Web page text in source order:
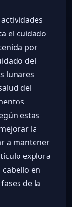
el cuidado
por
del
lunares
del
estas
la
a mantener
explora
en
de la